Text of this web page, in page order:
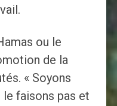
ou le
de la
« Soyons
le faisons pas et